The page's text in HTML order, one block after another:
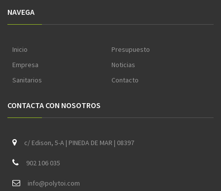
NAVEGA
Inicio
Empresa
Sanitarios
Presupuesto
Noticias
Contacto
CONTACTA CON NOSOTROS
c/ Edison, 5-A | PINEDA DE MAR | 08397
902 106 035
info@polytoi.com